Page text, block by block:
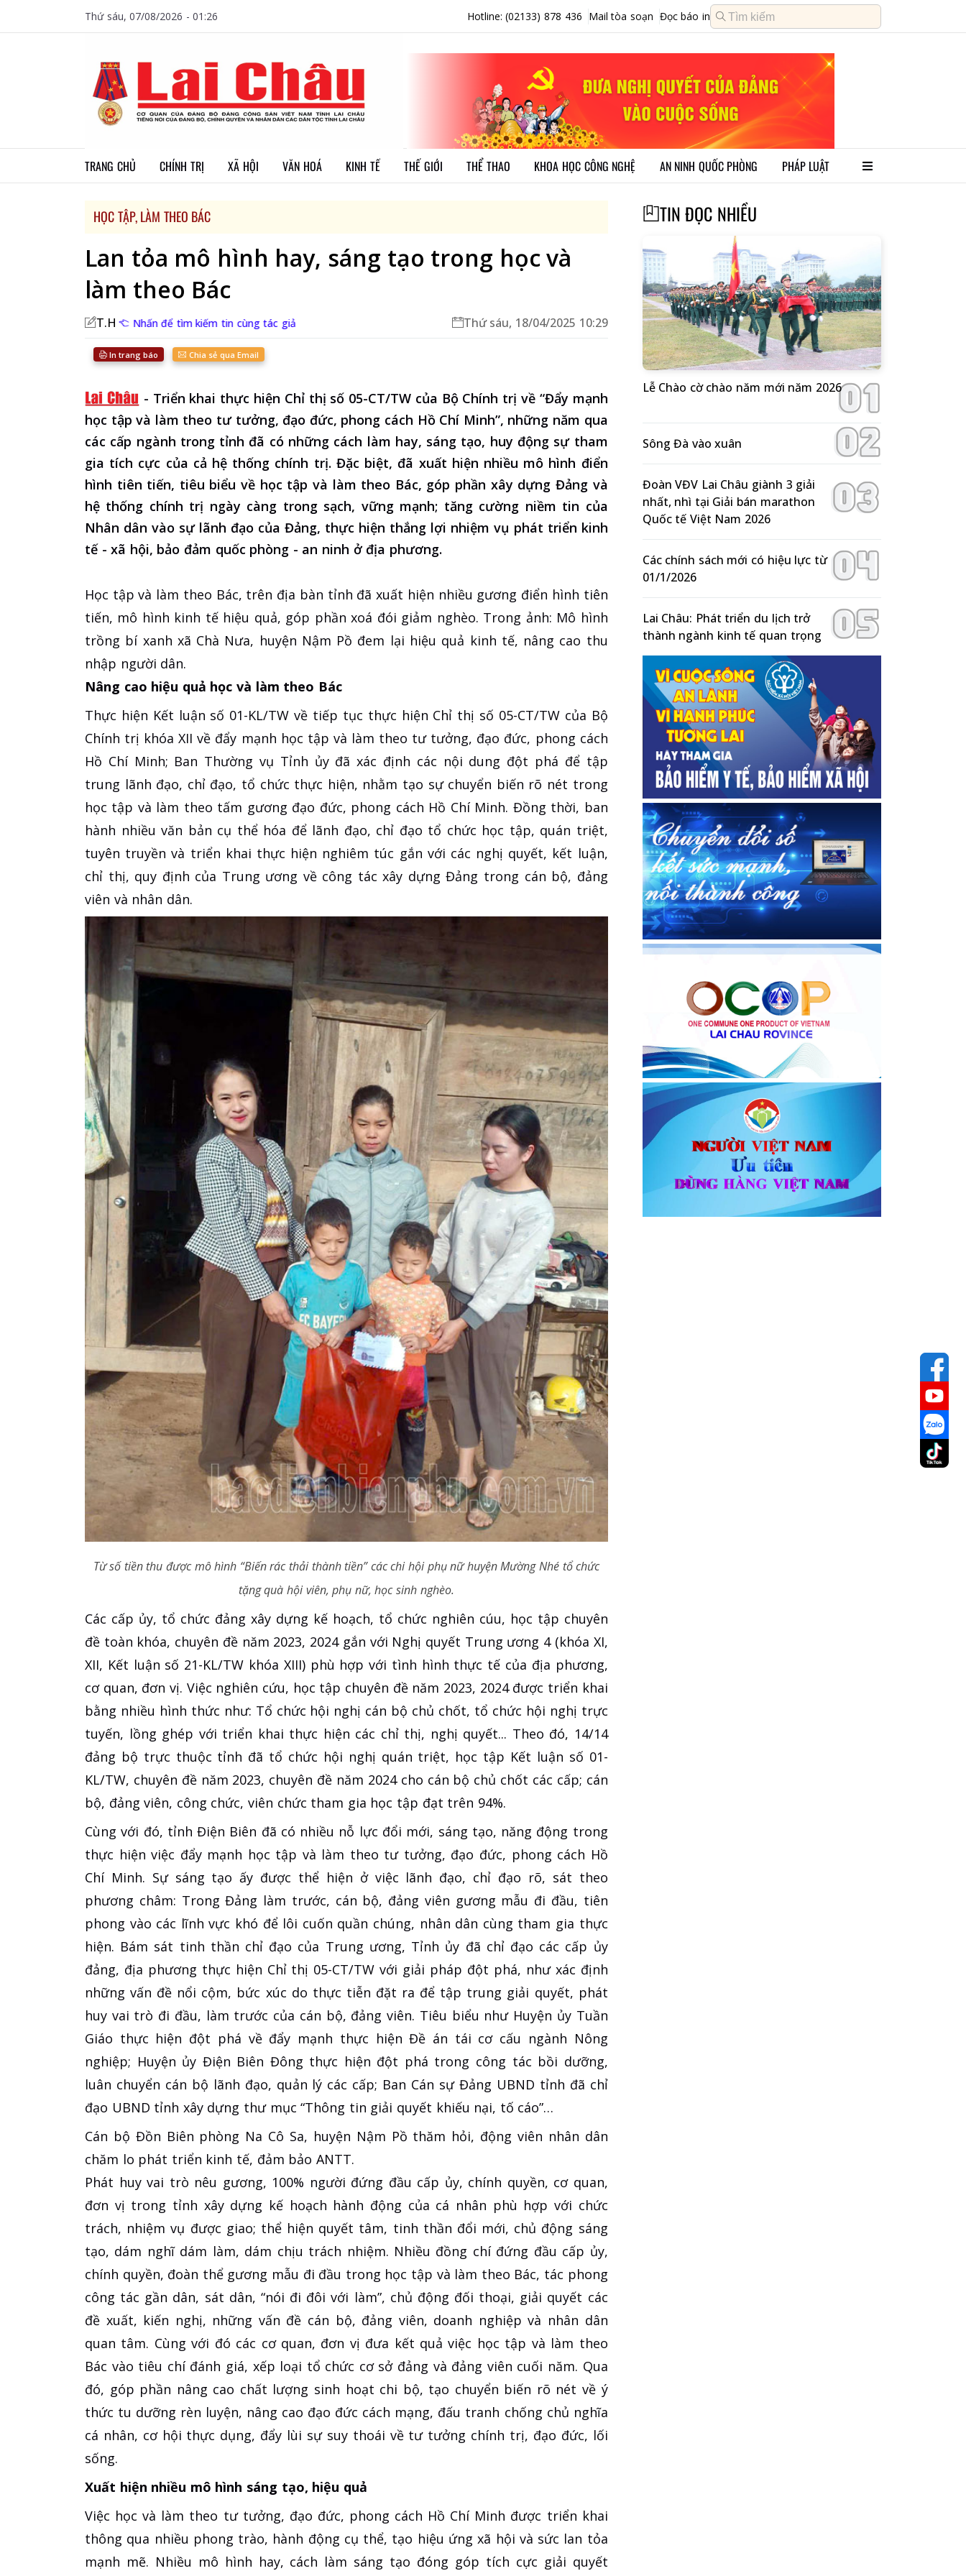
Thứ sáu, 07/08/2026 - 01:26 Hotline: (02133) 878 436 Mail tòa soạn Đọc báo in
TRANG CHỦ CHÍNH TRỊ XÃ HỘI VĂN HOÁ KINH TẾ THẾ GIỚI THỂ THAO KHOA HỌC CÔNG NGHỆ AN NINH QUỐC PHÒNG PHÁP LUẬT
HỌC TẬP, LÀM THEO BÁC
Lan tỏa mô hình hay, sáng tạo trong học và
làm theo Bác
T.H Nhấn để tìm kiếm tin cùng tác giả Thứ sáu, 18/04/2025 10:29
In trang báo Chia sẻ qua Email
- Triển khai thực hiện Chỉ thị số 05-CT/TW của Bộ Chính trị về “Đẩy mạnh
học tập và làm theo tư tưởng, đạo đức, phong cách Hồ Chí Minh”, những năm qua
các cấp ngành trong tỉnh đã có những cách làm hay, sáng tạo, huy động sự tham
gia tích cực của cả hệ thống chính trị. Đặc biệt, đã xuất hiện nhiều mô hình điển
hình tiên tiến, tiêu biểu về học tập và làm theo Bác, góp phần xây dựng Đảng và
hệ thống chính trị ngày càng trong sạch, vững mạnh; tăng cường niềm tin của
Nhân dân vào sự lãnh đạo của Đảng, thực hiện thắng lợi nhiệm vụ phát triển kinh
tế - xã hội, bảo đảm quốc phòng - an ninh ở địa phương.
Học tập và làm theo Bác, trên địa bàn tỉnh đã xuất hiện nhiều gương điển hình tiên
tiến, mô hình kinh tế hiệu quả, góp phần xoá đói giảm nghèo. Trong ảnh: Mô hình
trồng bí xanh xã Chà Nưa, huyện Nậm Pồ đem lại hiệu quả kinh tế, nâng cao thu
nhập người dân.
Nâng cao hiệu quả học và làm theo Bác
Thực hiện Kết luận số 01-KL/TW về tiếp tục thực hiện Chỉ thị số 05-CT/TW của Bộ
Chính trị khóa XII về đẩy mạnh học tập và làm theo tư tưởng, đạo đức, phong cách
Hồ Chí Minh; Ban Thường vụ Tỉnh ủy đã xác định các nội dung đột phá để tập
trung lãnh đạo, chỉ đạo, tổ chức thực hiện, nhằm tạo sự chuyển biến rõ nét trong
học tập và làm theo tấm gương đạo đức, phong cách Hồ Chí Minh. Đồng thời, ban
hành nhiều văn bản cụ thể hóa để lãnh đạo, chỉ đạo tổ chức học tập, quán triệt,
tuyên truyền và triển khai thực hiện nghiêm túc gắn với các nghị quyết, kết luận,
chỉ thị, quy định của Trung ương về công tác xây dựng Đảng trong cán bộ, đảng
viên và nhân dân.
Từ số tiền thu được mô hình “Biến rác thải thành tiền” các chi hội phụ nữ huyện Mường Nhé tổ chức
tặng quà hội viên, phụ nữ, học sinh nghèo.
Các cấp ủy, tổ chức đảng xây dựng kế hoạch, tổ chức nghiên cúu, học tập chuyên
đề toàn khóa, chuyên đề năm 2023, 2024 gắn với Nghị quyết Trung ương 4 (khóa XI,
XII, Kết luận số 21-KL/TW khóa XIII) phù hợp với tình hình thực tế của địa phương,
cơ quan, đơn vị. Việc nghiên cứu, học tập chuyên đề năm 2023, 2024 được triển khai
bằng nhiều hình thức như: Tổ chức hội nghị cán bộ chủ chốt, tổ chức hội nghị trực
tuyến, lồng ghép với triển khai thực hiện các chỉ thị, nghị quyết... Theo đó, 14/14
đảng bộ trực thuộc tỉnh đã tổ chức hội nghị quán triệt, học tập Kết luận số 01-
KL/TW, chuyên đề năm 2023, chuyên đề năm 2024 cho cán bộ chủ chốt các cấp; cán
bộ, đảng viên, công chức, viên chức tham gia học tập đạt trên 94%.
Cùng với đó, tỉnh Điện Biên đã có nhiều nỗ lực đổi mới, sáng tạo, năng động trong
thực hiện việc đẩy mạnh học tập và làm theo tư tưởng, đạo đức, phong cách Hồ
Chí Minh. Sự sáng tạo ấy được thể hiện ở việc lãnh đạo, chỉ đạo rõ, sát theo
phương châm: Trong Đảng làm trước, cán bộ, đảng viên gương mẫu đi đầu, tiên
phong vào các lĩnh vực khó để lôi cuốn quần chúng, nhân dân cùng tham gia thực
hiện. Bám sát tinh thần chỉ đạo của Trung ương, Tỉnh ủy đã chỉ đạo các cấp ủy
đảng, địa phương thực hiện Chỉ thị 05-CT/TW với giải pháp đột phá, như xác định
những vấn đề nổi cộm, bức xúc do thực tiễn đặt ra để tập trung giải quyết, phát
huy vai trò đi đầu, làm trước của cán bộ, đảng viên. Tiêu biểu như Huyện ủy Tuần
Giáo thực hiện đột phá về đẩy mạnh thực hiện Đề án tái cơ cấu ngành Nông
nghiệp; Huyện ủy Điện Biên Đông thực hiện đột phá trong công tác bồi dưỡng,
luân chuyển cán bộ lãnh đạo, quản lý các cấp; Ban Cán sự Đảng UBND tỉnh đã chỉ
đạo UBND tỉnh xây dựng thư mục “Thông tin giải quyết khiếu nại, tố cáo”…
Cán bộ Đồn Biên phòng Na Cô Sa, huyện Nậm Pồ thăm hỏi, động viên nhân dân
chăm lo phát triển kinh tế, đảm bảo ANTT.
Phát huy vai trò nêu gương, 100% người đứng đầu cấp ủy, chính quyền, cơ quan,
đơn vị trong tỉnh xây dựng kế hoạch hành động của cá nhân phù hợp với chức
trách, nhiệm vụ được giao; thể hiện quyết tâm, tinh thần đổi mới, chủ động sáng
tạo, dám nghĩ dám làm, dám chịu trách nhiệm. Nhiều đồng chí đứng đầu cấp ủy,
chính quyền, đoàn thể gương mẫu đi đầu trong học tập và làm theo Bác, tác phong
công tác gần dân, sát dân, “nói đi đôi với làm”, chủ động đối thoại, giải quyết các
đề xuất, kiến nghị, những vấn đề cán bộ, đảng viên, doanh nghiệp và nhân dân
quan tâm. Cùng với đó các cơ quan, đơn vị đưa kết quả việc học tập và làm theo
Bác vào tiêu chí đánh giá, xếp loại tổ chức cơ sở đảng và đảng viên cuối năm. Qua
đó, góp phần nâng cao chất lượng sinh hoạt chi bộ, tạo chuyển biến rõ nét về ý
thức tu dưỡng rèn luyện, nâng cao đạo đức cách mạng, đấu tranh chống chủ nghĩa
cá nhân, cơ hội thực dụng, đẩy lùi sự suy thoái về tư tưởng chính trị, đạo đức, lối
sống.
Xuất hiện nhiều mô hình sáng tạo, hiệu quả
Việc học và làm theo tư tưởng, đạo đức, phong cách Hồ Chí Minh được triển khai
thông qua nhiều phong trào, hành động cụ thể, tạo hiệu ứng xã hội và sức lan tỏa
mạnh mẽ. Nhiều mô hình hay, cách làm sáng tạo đóng góp tích cực giải quyết
TIN ĐỌC NHIỀU
Lễ Chào cờ chào năm mới năm 2026
Sông Đà vào xuân
Đoàn VĐV Lai Châu giành 3 giải
nhất, nhì tại Giải bán marathon
Quốc tế Việt Nam 2026
Các chính sách mới có hiệu lực từ
01/1/2026
Lai Châu: Phát triển du lịch trở
thành ngành kinh tế quan trọng